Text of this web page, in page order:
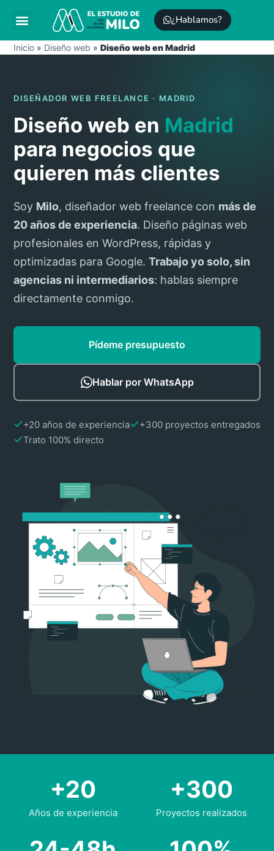
¿Hablamos?
Inicio » Diseño web » Diseño web en Madrid
DISEÑADOR WEB FREELANCE · MADRID
Diseño web en Madrid
para negocios que
quieren más clientes
Soy Milo, diseñador web freelance con más de
20 años de experiencia. Diseño páginas web
profesionales en WordPress, rápidas y
optimizadas para Google. Trabajo yo solo, sin
agencias ni intermediarios: hablas siempre
directamente conmigo.
Pídeme presupuesto
Hablar por WhatsApp
+20 años de experiencia
+300 proyectos entregados
Trato 100% directo
+20
Años de experiencia
+300
Proyectos realizados